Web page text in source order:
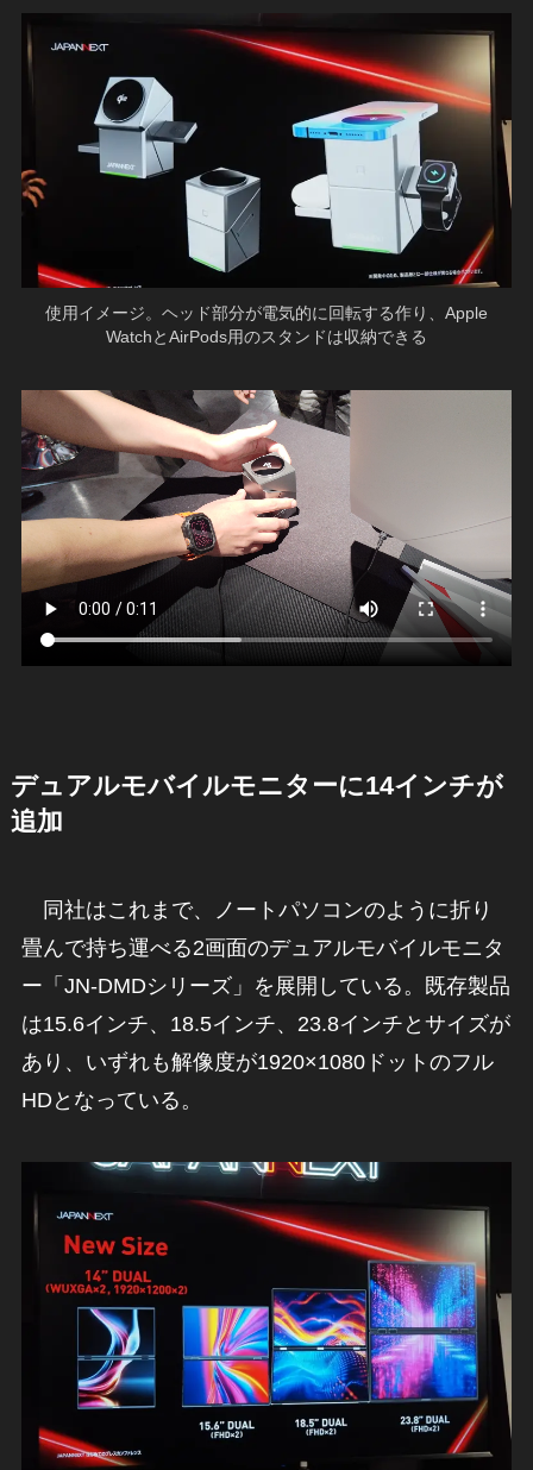
使用イメージ。ヘッド部分が電気的に回転する作り、Apple
WatchとAirPods用のスタンドは収納できる
デュアルモバイルモニターに14インチが
追加
同社はこれまで、ノートパソコンのように折り
畳んで持ち運べる2画面のデュアルモバイルモニタ
ー「JN-DMDシリーズ」を展開している。既存製品
は15.6インチ、18.5インチ、23.8インチとサイズが
あり、いずれも解像度が1920×1080ドットのフル
HDとなっている。